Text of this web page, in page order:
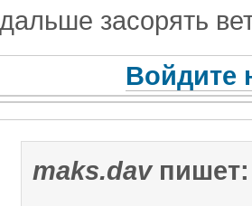
дальше засорять
Войдите
maks.davпишет: